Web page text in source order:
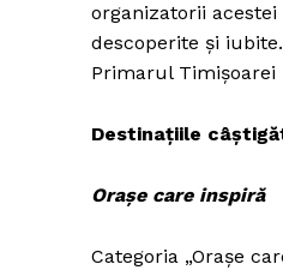
organizatorii
descoperite și
Primarul Timișoarei
Destinațiile
Orașe care inspiră
Categoria „Orașe